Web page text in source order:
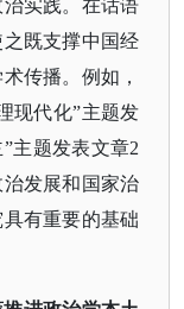
实践。在话语
既支撑中国经
传播。例如，
现代化”主题发
主题发表文章2
发展和国家治
有重要的基础